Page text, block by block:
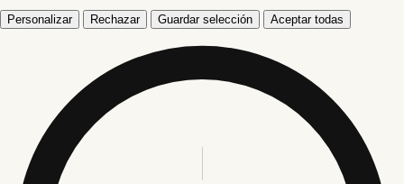
Personalizar Rechazar Guardar selección Aceptar todas